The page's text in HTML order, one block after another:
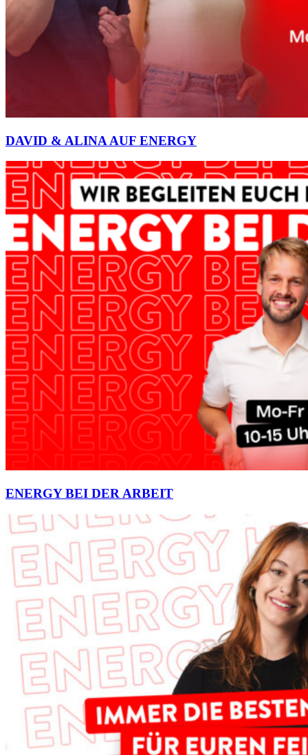
DAVID & ALINA AUF ENERGY
ENERGY BEI DER ARBEIT